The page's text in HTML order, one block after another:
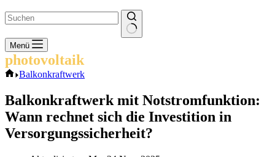
Keine
Ergebnisse
Menü
photovoltaik
Start
Balkonkraftwerk
Balkonkraftwerk mit Notstromfunktion:
Wann rechnet sich die Investition in
Versorgungssicherheit?